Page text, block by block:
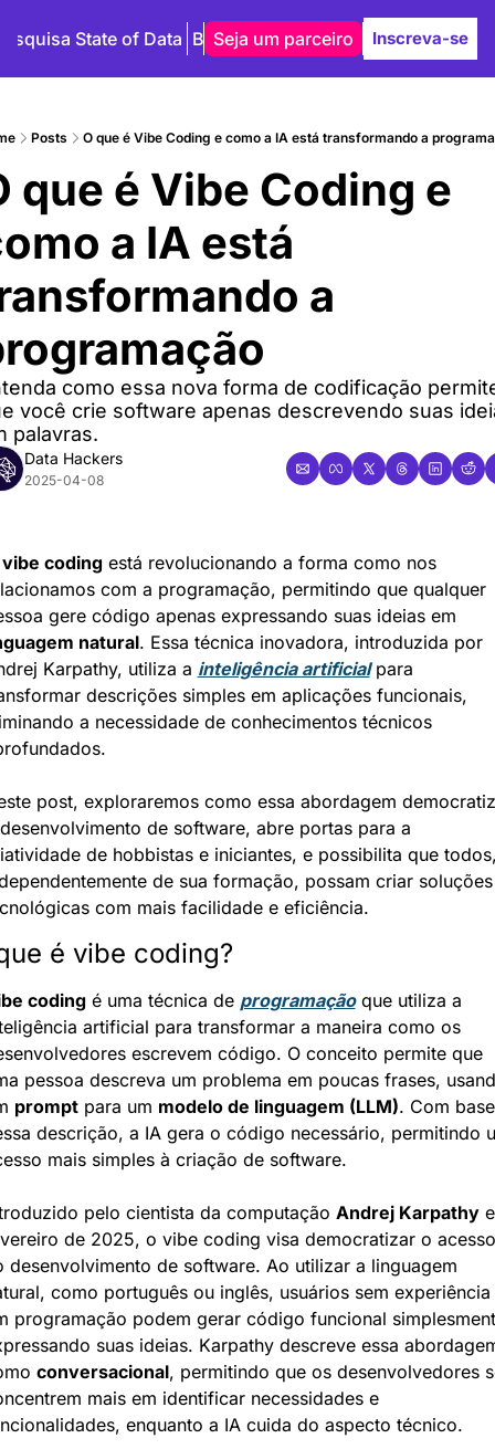
State of Data Blog Autores
Seja um parceiro Inscreva-se
Posts O que é Vibe Coding e como a IA está transformando a
que é Vibe Coding e
a IA está
a
como essa nova forma de codificação
você crie software apenas descrevendo suas
palavras.
Data Hackers
2025-04-08
vibe coding está revolucionando a forma como nos
com a programação, permitindo que qualquer
natural. Essa técnica inovadora, introduzida por
Karpathy, utiliza a inteligência artificial para
descrições simples em aplicações funcionais,
a necessidade de conhecimentos técnicos
post, exploraremos como essa abordagem
de software, abre portas para a
de hobbistas e iniciantes, e possibilita que
de sua formação, possam criar soluções
com mais facilidade e eficiência.
é vibe coding?
coding é uma técnica de programação que utiliza a
artificial para transformar a maneira como os
escrevem código. O conceito permite que
pessoa descreva um problema em poucas frases,
prompt para um modelo de linguagem (LLM). Com base
descrição, a IA gera o código necessário, permitindo
mais simples à criação de software.
pelo cientista da computação Andrej Karpathy
de 2025, o vibe coding visa democratizar o acesso
desenvolvimento de software. Ao utilizar a linguagem
como português ou inglês, usuários sem experiência
programação podem gerar código funcional
suas ideias. Karpathy descreve essa
conversacional, permitindo que os desenvolvedores
mais em identificar necessidades e
enquanto a IA cuida do aspecto técnico.